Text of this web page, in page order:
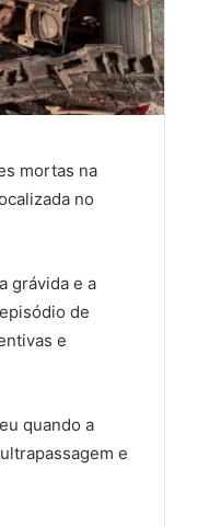
mortas na
no
grávida e a
de
e
quando a
e